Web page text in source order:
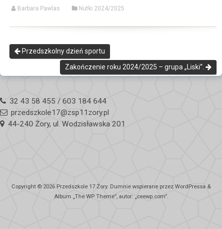
Barbara Pawlas Nutki 2024/2025
Przedszkolny dzień sportu
Zakończenie roku 2024/2025 – grupa „Liski”.
32 43 58 455 / 603 184 644
przedszkole17@zsp11zory.pl
44-240 Żory, ul. Wodzisławska 201
Copyright © 2026 Przedszkole 17 Żory. Dumnie wspierane przez WordPressa &
Album „ The WPTheme”, autor: „ ceewp.com”.